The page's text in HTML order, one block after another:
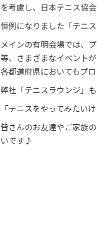
を考慮し、日本テニス協
恒例になりました「テニ
メインの有明会場では、
等、さまざまなイベントが
各都道府県においてもプ
弊社「テニスラウンジ」
「テニスをやってみたい
皆さんのお友達やご家族
いです♪